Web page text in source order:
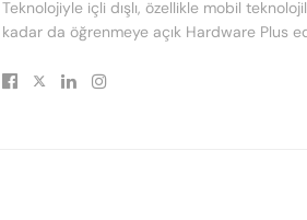
Teknolojiyle içli dışlı, özellikle mobil
kadar da öğrenmeye açık Hardware Plus